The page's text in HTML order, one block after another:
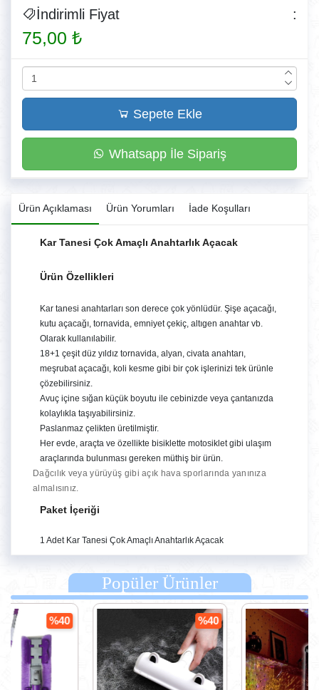
İndirimli Fiyat :
75,00 ₺
Sepete Ekle
Whatsapp İle Sipariş
Ürün Açıklaması Ürün Yorumları İade Koşulları
Kar Tanesi Çok Amaçlı Anahtarlık Açacak
Ürün Özellikleri
Kar tanesi anahtarları son derece çok yönlüdür. Şişe açacağı,
kutu açacağı, tornavida, emniyet çekiç, altıgen anahtar vb.
Olarak kullanılabilir.
18+1 çeşit düz yıldız tornavida, alyan, civata anahtarı,
meşrubat açacağı, koli kesme gibi bir çok işlerinizi tek ürünle
çözebilirsiniz.
Avuç içine sığan küçük boyutu ile cebinizde veya çantanızda
kolaylıkla taşıyabilirsiniz.
Paslanmaz çelikten üretilmiştir.
Her evde, araçta ve özellikte bisiklette motosiklet gibi ulaşım
araçlarında bulunması gereken müthiş bir ürün.
Dağcılık veya yürüyüş gibi açık hava sporlarında yanınıza
almalısınız.
Paket İçeriği
1 Adet Kar Tanesi Çok Amaçlı Anahtarlık Açacak
Popüler Ürünler
%17